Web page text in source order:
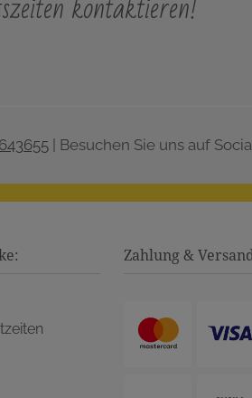
| Besuchen Sie uns auf
Zahlung &